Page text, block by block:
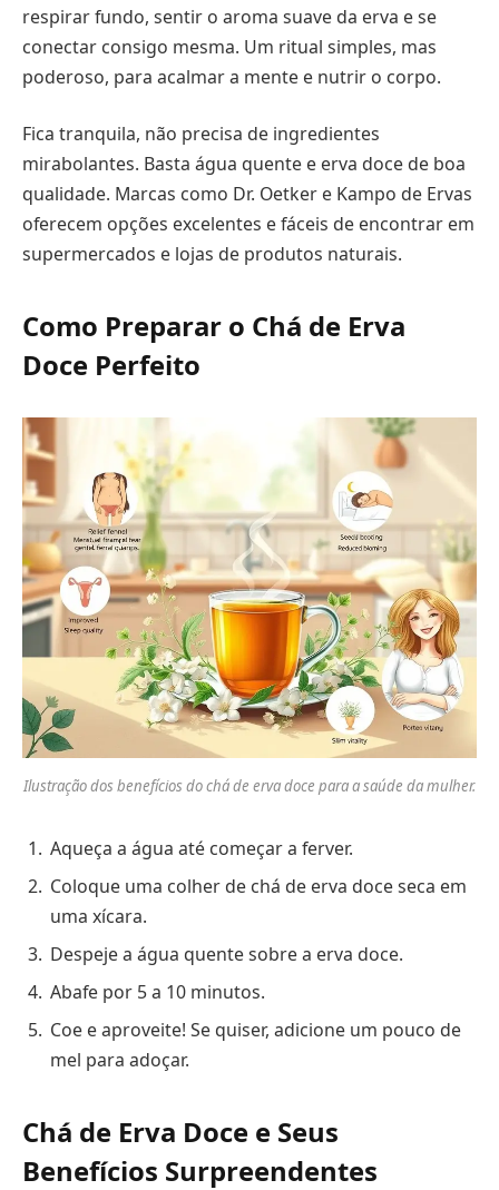
respirar fundo, sentir o aroma suave da erva e se
conectar consigo mesma. Um ritual simples, mas
poderoso, para acalmar a mente e nutrir o corpo.
Fica tranquila, não precisa de ingredientes
mirabolantes. Basta água quente e erva doce de boa
qualidade. Marcas como Dr. Oetker e Kampo de Ervas
oferecem opções excelentes e fáceis de encontrar em
supermercados e lojas de produtos naturais.
Como Preparar o Chá de Erva
Doce Perfeito
Ilustração dos benefícios do chá de erva doce para a saúde da mulher.
Aqueça a água até começar a ferver.
Coloque uma colher de chá de erva doce seca em
uma xícara.
Despeje a água quente sobre a erva doce.
Abafe por 5 a 10 minutos.
Coe e aproveite! Se quiser, adicione um pouco de
mel para adoçar.
Chá de Erva Doce e Seus
Benefícios Surpreendentes